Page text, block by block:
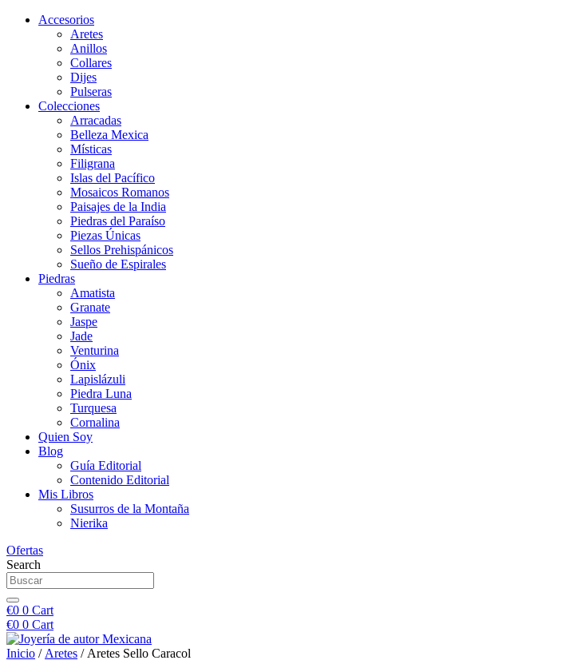
Accesorios
Aretes
Anillos
Collares
Dijes
Pulseras
Colecciones
Arracadas
Belleza Mexica
Místicas
Filigrana
Islas del Pacífico
Mosaicos Romanos
Paisajes de la India
Piedras del Paraíso
Piezas Únicas
Sellos Prehispánicos
Sueño de Espirales
Piedras
Amatista
Granate
Jaspe
Jade
Venturina
Ónix
Lapislázuli
Piedra Luna
Turquesa
Cornalina
Quien Soy
Blog
Guía Editorial
Contenido Editorial
Mis Libros
Susurros de la Montaña
Nierika
Ofertas
Search
€0 0 Cart
€0 0 Cart
Inicio / Aretes / Aretes Sello Caracol